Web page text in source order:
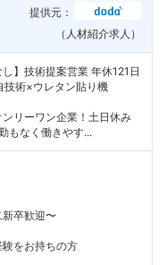
提供元：
（人材紹介求人）
し】技術提案営業 年休121日
技術×ウレタン貼り機
ンリーワン企業！土日休み
もなく働きやす...
卒歓迎〜
をお持ちの方